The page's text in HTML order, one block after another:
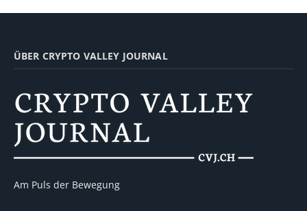
ÜBER CRYPTO VALLEY JOURNAL
Am Puls der Bewegung